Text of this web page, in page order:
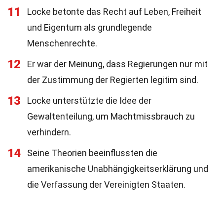
11
Locke betonte das Recht auf Leben, Freiheit
und Eigentum als grundlegende
Menschenrechte.
12
Er war der Meinung, dass Regierungen nur mit
der Zustimmung der Regierten legitim sind.
13
Locke unterstützte die Idee der
Gewaltenteilung, um Machtmissbrauch zu
verhindern.
14
Seine Theorien beeinflussten die
amerikanische Unabhängigkeitserklärung und
die Verfassung der Vereinigten Staaten.